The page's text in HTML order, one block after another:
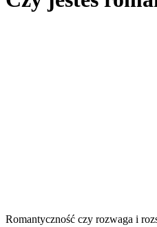
Romantyczność czy rozwaga i